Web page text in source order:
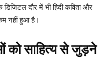
दौर में भी हिंदी कविता और
नहीं हुआ है।
को साहित्य से जुड़ने